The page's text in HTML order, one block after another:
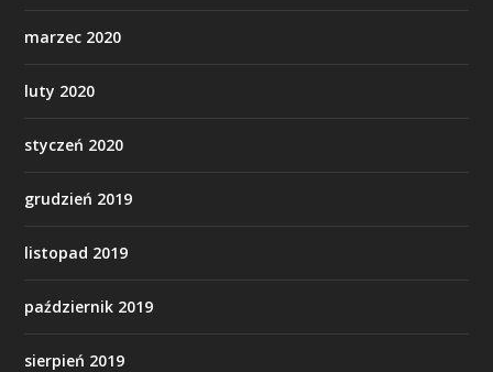
marzec 2020
luty 2020
styczeń 2020
grudzień 2019
listopad 2019
październik 2019
sierpień 2019